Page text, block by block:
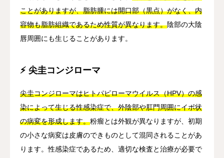
ことがありますが、脂肪腫には開口部（黒点）がなく、内
容物も脂肪組織であるため性質が異なります。陰部の大陰
唇周囲にも生じることがあります。
⚡ 尖圭コンジローマ
尖圭コンジローマはヒトパピローマウイルス（HPV）の感
染によって生じる性感染症で、外陰部や肛門周囲にイボ状
の病変を形成します。粉瘤とは外観が異なりますが、初期
の小さな病変は皮膚のできものとして混同されることがあ
ります。性感染症であるため、適切な検査と治療が必要で